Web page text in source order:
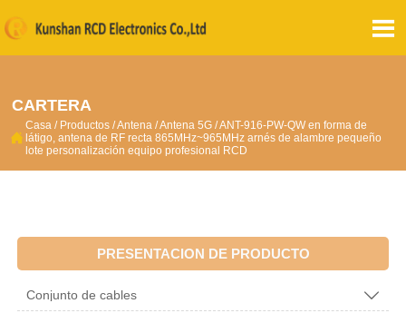

CARTERA

Casa / Productos /Antena /Antena 5G /ANT-916-PW-QW en forma de
látigo, antena de RF recta 865MHz~965MHz arnés de alambre pequeño
lote personalización equipo profesional RCD
PRESENTACION DE PRODUCTO
Conjunto de cables 